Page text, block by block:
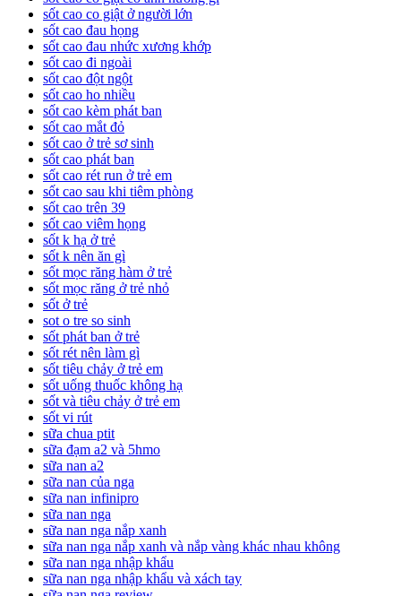
sốt cao co giật ở người lớn
sốt cao đau họng
sốt cao đau nhức xương khớp
sốt cao đi ngoài
sốt cao đột ngột
sốt cao ho nhiều
sốt cao kèm phát ban
sốt cao mắt đỏ
sốt cao ở trẻ sơ sinh
sốt cao phát ban
sốt cao rét run ở trẻ em
sốt cao sau khi tiêm phòng
sốt cao trên 39
sốt cao viêm họng
sốt k hạ ở trẻ
sốt k nên ăn gì
sốt mọc răng hàm ở trẻ
sốt mọc răng ở trẻ nhỏ
sốt ở trẻ
sot o tre so sinh
sốt phát ban ở trẻ
sốt rét nên làm gì
sốt tiêu chảy ở trẻ em
sốt uống thuốc không hạ
sốt và tiêu chảy ở trẻ em
sốt vi rút
sữa chua ptit
sữa đạm a2 và 5hmo
sữa nan a2
sữa nan của nga
sữa nan infinipro
sữa nan nga
sữa nan nga nắp xanh
sữa nan nga nắp xanh và nắp vàng khác nhau không
sữa nan nga nhập khẩu
sữa nan nga nhập khẩu và xách tay